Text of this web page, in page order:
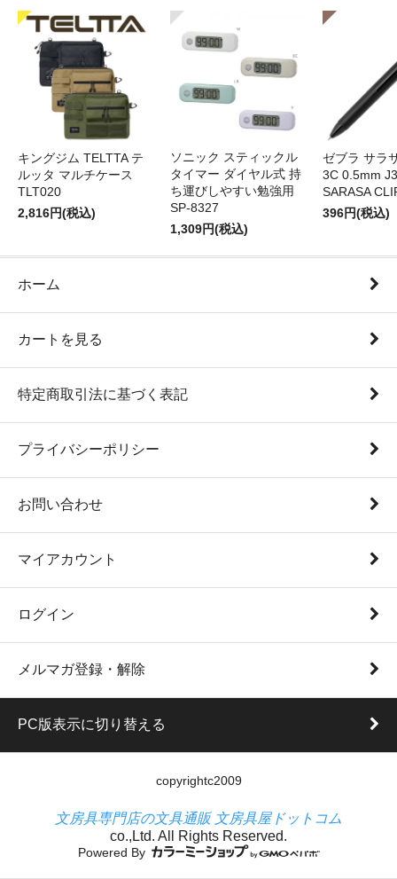
キングジム TELTTA テ
ルッタ マルチケース
TLT020
2,816円(税込)
ソニック スティックル
タイマー ダイヤル式 持
ち運びしやすい勉強用
SP-8327
1,309円(税込)
ゼブラ サラ
3C 0.5mm
SARASA
396円(税込)
ホーム
カートを見る
特定商取引法に基づく表記
プライバシーポリシー
お問い合わせ
マイアカウント
ログイン
メルマガ登録・解除
PC版表示に切り替える
copyrightc2009
文房具専門店の文具通販 文房具屋ドットコム
co.,Ltd. All Rights Reserved.
Powered By